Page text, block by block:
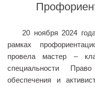
Контакты РГУ
Абитуриенту
Рейтинговые списки
Рекомендованные к
20 ноября 2024
рамках
провела мастер –
специальности
обеспечения и